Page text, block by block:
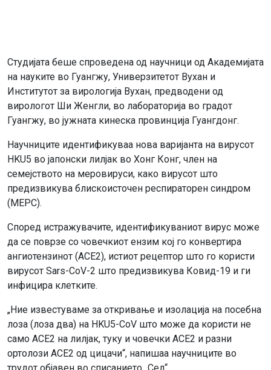
Студијата беше спроведена од научници од Академијата
на науките во Гуангжу, Универзитетот Вухан и
Институтот за вирологија Вухан, предводени од
вирологот Ши Женгли, во лабораторија во градот
Гуангжу, во јужната кинеска провинција Гуангдонг.
Научниците идентификуваа нова варијанта на вирусот
HKU5 во јапонски лилјак во Хонг Конг, член на
семејството на меровируси, како вирусот што
предизвикува блискоисточен респираторен синдром
(МЕРС).
Според истражувачите, идентификуваниот вирус може
да се поврзе со човечкиот ензим кој го конвертира
ангиотензинот (ACE2), истиот рецептор што го користи
вирусот Sars-CoV-2 што предизвикува Ковид-19 и ги
инфицира клетките.
„Ние известуваме за откривање и изолација на посебна
лоза (лоза два) на HKU5-CoV што може да користи не
само ACE2 на лилјак, туку и човечки ACE2 и разни
ортолози ACE2 од цицачи“, напишаа научниците во